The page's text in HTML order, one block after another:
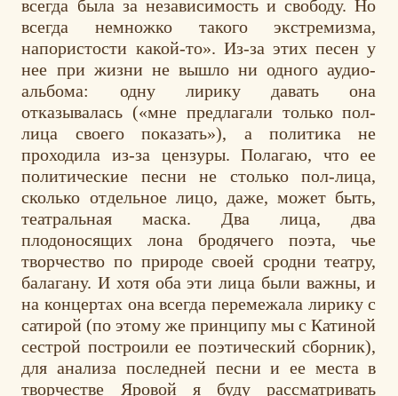
всегда была за независимость и свободу. Но
всегда немножко такого экстремизма,
напористости какой-то». Из-за этих песен у
нее при жизни не вышло ни одного аудио-
альбома: одну лирику давать она
отказывалась («мне предлагали только пол-
лица своего показать»), а политика не
проходила из-за цензуры. Полагаю, что ее
политические песни не столько пол-лица,
сколько отдельное лицо, даже, может быть,
театральная маска. Два лица, два
плодоносящих лона бродячего поэта, чье
творчество по природе своей сродни театру,
балагану. И хотя оба эти лица были важны, и
на концертах она всегда перемежала лирику с
сатирой (по этому же принципу мы с Катиной
сестрой построили ее поэтический сборник),
для анализа последней песни и ее места в
творчестве Яровой я буду рассматривать